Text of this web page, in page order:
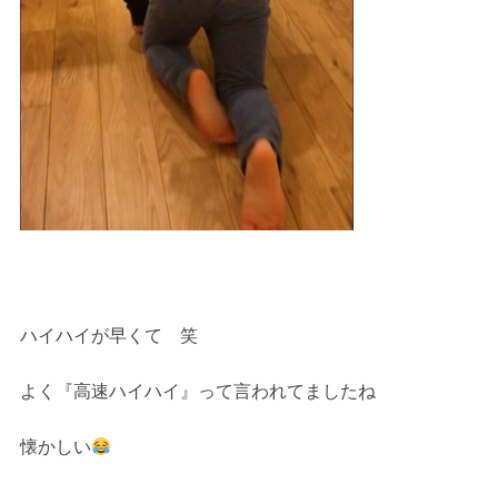
ハイハイが早くて 笑
よく『高速ハイハイ』って言われてましたね
懐かしい